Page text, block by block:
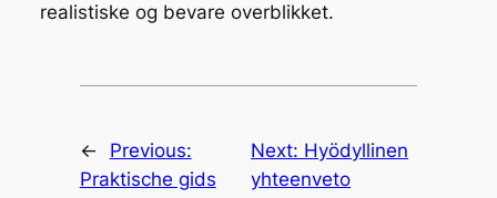
realistiske og bevare overblikket.
←
Previous:
Praktische gids
Next: Hyödyllinen
yhteenveto